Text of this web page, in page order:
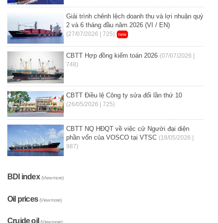
Giải trình chênh lệch doanh thu và lợi nhuận quý
2 và 6 tháng đầu năm 2026 (VI / EN)
(27/07/2026 | 725) new
CBTT Hợp đồng kiểm toán 2026 (07/07/2026 |
748)
CBTT Điều lệ Công ty sửa đổi lần thứ 10
(26/05/2026 | 725)
CBTT NQ HĐQT về việc cử Người đại diện
phần vốn của VOSCO tại VTSC (18/05/2026 |
987)
BDI index(View more)
Oil prices(View more)
Cruide oil